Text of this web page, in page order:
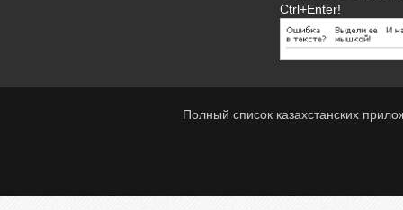
Ctrl+Enter!
Полный список казахстанских